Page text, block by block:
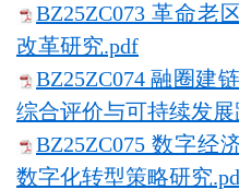
BZ25ZC073 革命老
改革研究.pdf
BZ25ZC074 融圈建
综合评价与可持续发
BZ25ZC075 数字经
数字化转型策略研究